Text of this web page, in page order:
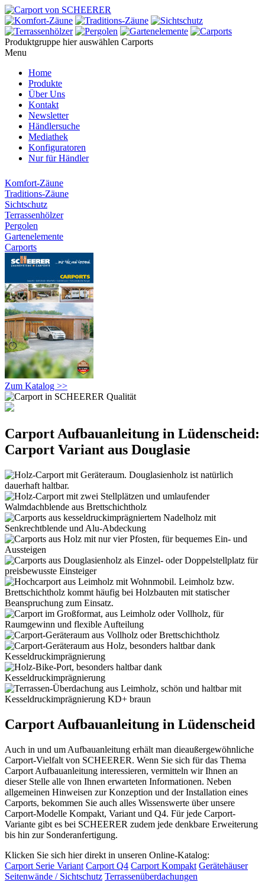
Produktgruppe hier auswählen Carports
Menu
Home
Produkte
Über Uns
Kontakt
Newsletter
Händlersuche
Mediathek
Konfiguratoren
Nur für Händler
Komfort-Zäune
Traditions-Zäune
Sichtschutz
Terrassenhölzer
Pergolen
Gartenelemente
Carports
Zum Katalog >>
Carport Aufbauanleitung in Lüdenscheid:
Carport Variant aus Douglasie
Carport Aufbauanleitung in Lüdenscheid
Auch in und um Aufbauanleitung erhält man dieaußergewöhnliche
Carport-Vielfalt von SCHEERER. Wenn Sie sich für das Thema
Carport Aufbauanleitung interessieren, vermitteln wir Ihnen an
dieser Stelle alle von Ihnen erwarteten Informationen. Neben
allgemeinen Hinweisen zur Konzeption und der Installation eines
Carports, bekommen Sie auch alles Wissenswerte über unsere
Carport-Modelle Kompakt, Variant und Q4. Für jede Carport-
Variante gibt es bei SCHEERER zudem jede denkbare Erweiterung
bis hin zur Sonderanfertigung.
Klicken Sie sich hier direkt in unseren Online-Katalog:
Carport Serie Variant Carport Q4 Carport Kompakt Gerätehäuser
Seitenwände / Sichtschutz Terrassenüberdachungen